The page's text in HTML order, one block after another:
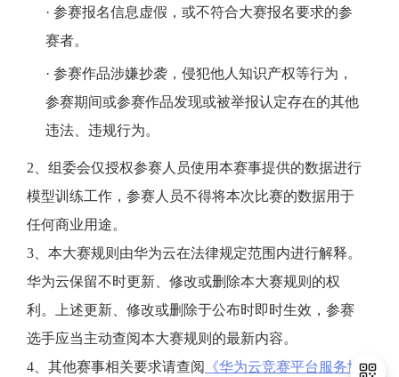
· 参赛报名信息虚假，或不符合大赛报名要求的参
赛者。
· 参赛作品涉嫌抄袭，侵犯他人知识产权等行为，
参赛期间或参赛作品发现或被举报认定存在的其他
违法、违规行为。
2、组委会仅授权参赛人员使用本赛事提供的数据进行
模型训练工作，参赛人员不得将本次比赛的数据用于
任何商业用途。
3、本大赛规则由华为云在法律规定范围内进行解释。
华为云保留不时更新、修改或删除本大赛规则的权
利。上述更新、修改或删除于公布时即时生效，参赛
选手应当主动查阅本大赛规则的最新内容。
4、其他赛事相关要求请查阅
《华为云竞赛平台服务协